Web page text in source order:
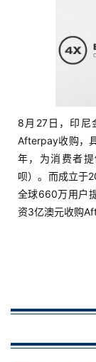
8月27日，印尼
Afterpay收购，
年，为消费者
呗）。而成立于
全球660万用户
资3亿澳元收购